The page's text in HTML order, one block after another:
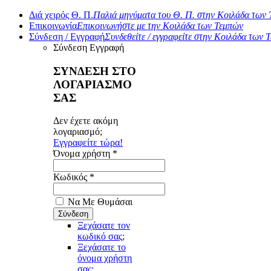
Διά χειρός Θ. Π.Παλιά μηνύματα του Θ. Π. στην Κοιλάδα των
ΕπικοινωνίαΕπικοινωνήστε με την Κοιλάδα των Τεμπών
Σύνδεση / ΕγγραφήΣυνδεθείτε / εγγραφείτε στην Κοιλάδα των
Σύνδεση Εγγραφή
ΣΥΝΔΕΣΗ ΣΤΟ
ΛΟΓΑΡΙΑΣΜΟ
ΣΑΣ
Δεν έχετε ακόμη
λογαριασμό;
Εγγραφείτε τώρα!
Όνομα χρήστη *
Κωδικός *
Να Με Θυμάσαι
Ξεχάσατε τον
κωδικό σας;
Ξεχάσατε το
όνομα χρήστη